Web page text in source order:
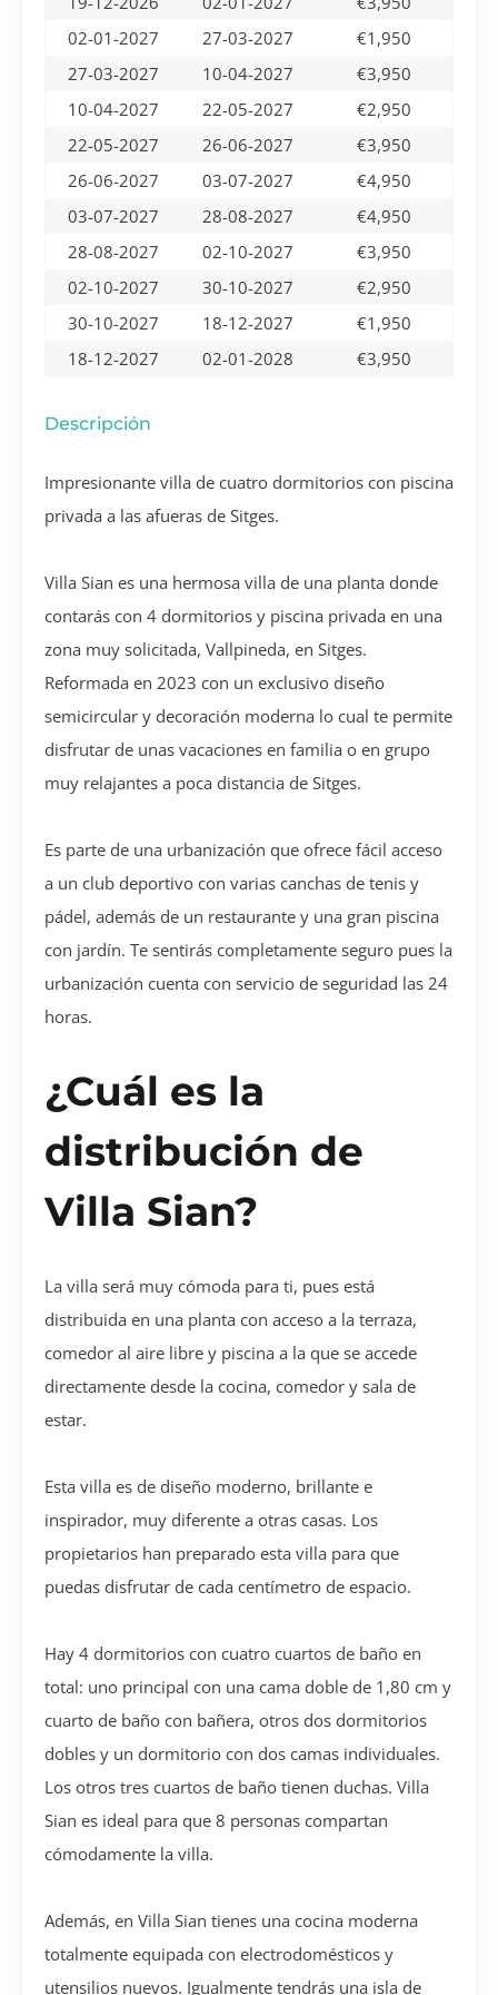
02-01-2027
27-03-2027
€1,950
27-03-2027
10-04-2027
€3,950
10-04-2027
22-05-2027
€2,950
22-05-2027
26-06-2027
€3,950
26-06-2027
03-07-2027
€4,950
03-07-2027
28-08-2027
€4,950
28-08-2027
02-10-2027
€3,950
02-10-2027
30-10-2027
€2,950
30-10-2027
18-12-2027
€1,950
18-12-2027
02-01-2028 €3,950
Descripción
Impresionante villa de cuatro dormitorios con piscina
privada a las afueras de Sitges.
Villa Sian es una hermosa villa de una planta donde
contarás con 4 dormitorios y piscina privada en una
zona muy solicitada, Vallpineda, en Sitges.
Reformada en 2023 con un exclusivo diseño
semicircular y decoración moderna lo cual te permite
disfrutar de unas vacaciones en familia o en grupo
muy relajantes a poca distancia de Sitges.
Es parte de una urbanización que ofrece fácil acceso
a un club deportivo con varias canchas de tenis y
pádel, además de un restaurante y una gran piscina
con jardín. Te sentirás completamente seguro pues la
urbanización cuenta con servicio de seguridad las 24
horas.
¿Cuál es la
distribución de
Villa Sian?
La villa será muy cómoda para ti, pues está
distribuida en una planta con acceso a la terraza,
comedor al aire libre y piscina a la que se accede
directamente desde la cocina, comedor y sala de
estar.
Esta villa es de diseño moderno, brillante e
inspirador, muy diferente a otras casas. Los
propietarios han preparado esta villa para que
puedas disfrutar de cada centímetro de espacio.
Hay 4 dormitorios con cuatro cuartos de baño en
total: uno principal con una cama doble de 1,80 cm y
cuarto de baño con bañera, otros dos dormitorios
dobles y un dormitorio con dos camas individuales.
Los otros tres cuartos de baño tienen duchas. Villa
Sian es ideal para que 8 personas compartan
cómodamente la villa.
Además, en Villa Sian tienes una cocina moderna
totalmente equipada con electrodomésticos y
utensilios nuevos. Igualmente tendrás una isla de